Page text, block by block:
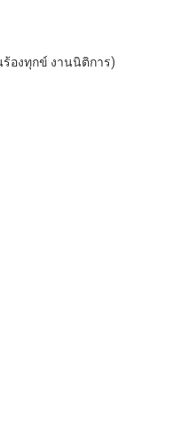
องทุกข์ งานนิติการ)